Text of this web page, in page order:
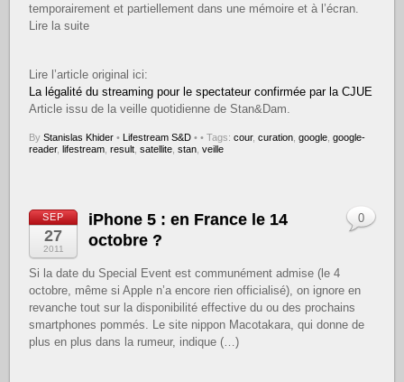
temporairement et partiellement dans une mémoire et à l’écran.
Lire la suite
Lire l’article original ici:
La légalité du streaming pour le spectateur confirmée par la CJUE
Article issu de la veille quotidienne de Stan&Dam.
ByStanislas Khider • Lifestream S&D • • Tags:cour,curation ,google ,google-
reader,lifestream ,result ,satellite ,stan ,veille
SEP
27
2011
iPhone 5 : en France le 14
octobre ?
Si la date du Special Event est communément admise (le 4
octobre, même si Apple n’a encore rien officialisé), on ignore en
revanche tout sur la disponibilité effective du ou des prochains
smartphones pommés. Le site nippon Macotakara, qui donne de
plus en plus dans la rumeur, indique (…)
0